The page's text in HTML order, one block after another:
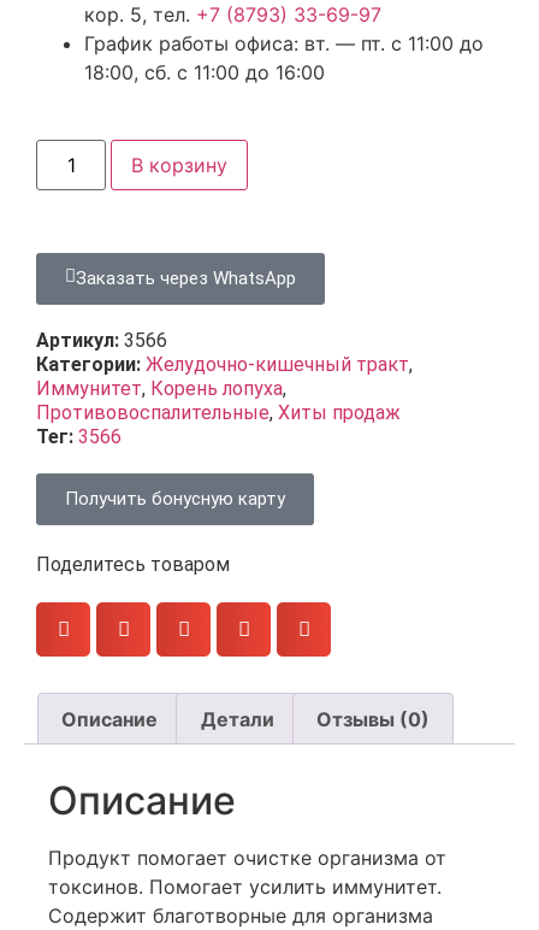
кор. 5, тел. +7 (8793) 33-69-97
График работы офиса: вт. — пт. с 11:00 до
18:00, сб. с 11:00 до 16:00
В корзину
Заказать через WhatsApp
Артикул: 3566
Категории: Желудочно-кишечный тракт,
Иммунитет, Корень лопуха,
Противовоспалительные, Хиты продаж
Тег: 3566
Получить бонусную карту
Поделитесь товаром
Описание Детали Отзывы (0)
Описание
Продукт помогает очистке организма от
токсинов. Помогает усилить иммунитет.
Содержит благотворные для организма